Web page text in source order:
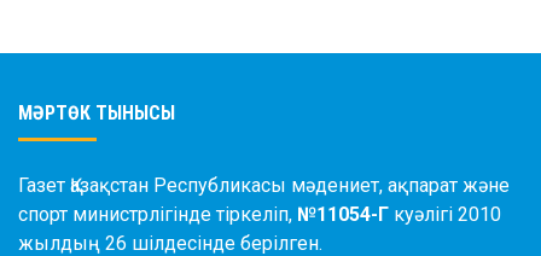
МӘРТӨК ТЫНЫСЫ
Газет Қазақстан Республикасы мәдениет, ақпарат және
спорт министрлігінде тіркеліп, №11054-Г куәлігі 2010
жылдың 26 шілдесінде берілген.